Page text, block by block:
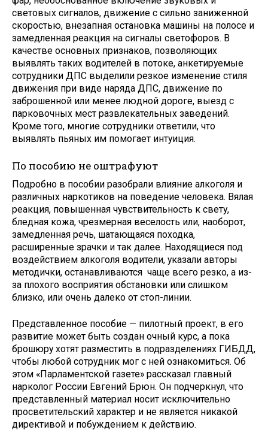
световых сигналов, движение с сильно заниженной
скоростью, внезапная остановка машины на полосе и
замедленная реакция на сигналы светофоров. В
качестве основных признаков, позволяющих
выявлять таких водителей в потоке, анкетируемые
сотрудники ДПС выделили резкое изменение стиля
движения при виде наряда ДПС, движение по
заброшенной или менее людной дороге, выезд с
парковочных мест развлекательных заведений.
Кроме того, многие сотрудники ответили, что
выявлять пьяных им помогает интуиция.
По пособию не оштрафуют
Подробно в пособии разобрали влияние алкоголя и
различных наркотиков на поведение человека. Вялая
реакция, повышенная чувствительность к свету,
бледная кожа, чрезмерная веселость или, наоборот,
замедленная речь, шатающаяся походка,
расширенные зрачки и так далее. Находящиеся под
воздействием алкоголя водители, указали авторы
методички, останавливаются чаще всего резко, а из-
за плохого восприятия обстановки или слишком
близко, или очень далеко от стоп-линии.
Представленное пособие — пилотный проект, в его
развитие может быть создан очный курс, а пока
брошюру хотят разместить в подразделениях ГИБДД,
чтобы любой сотрудник мог с ней ознакомиться. Об
этом «Парламентской газете» рассказал главный
нарколог России Евгений Брюн. Он подчеркнул, что
представленный материал носит исключительно
просветительский характер и не является никакой
директивой и побуждением к действию.